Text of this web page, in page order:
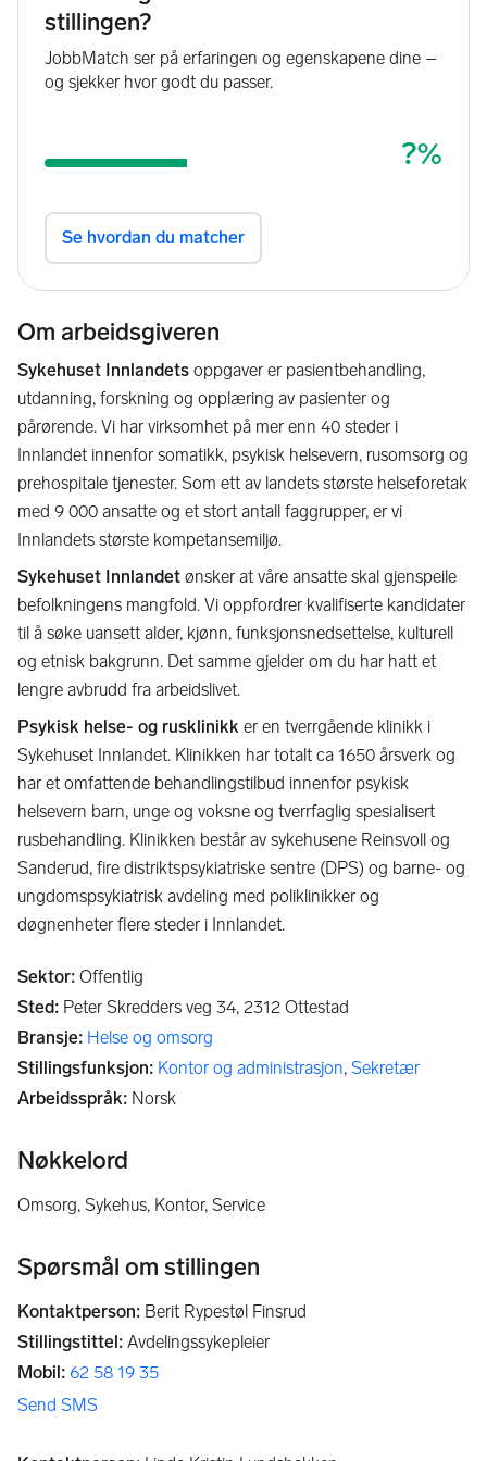
Om arbeidsgiveren
Sykehuset Innlandets oppgaver er pasientbehandling,
utdanning, forskning og opplæring av pasienter og
pårørende. Vi har virksomhet på mer enn 40 steder i
Innlandet innenfor somatikk, psykisk helsevern, rusomsorg og
prehospitale tjenester. Som ett av landets største helseforetak
med 9 000 ansatte og et stort antall faggrupper, er vi
Innlandets største kompetansemiljø.
Sykehuset Innlandet ønsker at våre ansatte skal gjenspeile
befolkningens mangfold. Vi oppfordrer kvalifiserte kandidater
til å søke uansett alder, kjønn, funksjonsnedsettelse, kulturell
og etnisk bakgrunn. Det samme gjelder om du har hatt et
lengre avbrudd fra arbeidslivet.
Psykisk helse- og rusklinikk er en tverrgående klinikk i
Sykehuset Innlandet. Klinikken har totalt ca 1650 årsverk og
har et omfattende behandlingstilbud innenfor psykisk
helsevern barn, unge og voksne og tverrfaglig spesialisert
rusbehandling. Klinikken består av sykehusene Reinsvoll og
Sanderud, fire distriktspsykiatriske sentre (DPS) og barne- og
ungdomspsykiatrisk avdeling med poliklinikker og
døgnenheter flere steder i Innlandet.
Sektor: Offentlig
Sted: Peter Skredders veg 34, 2312 Ottestad
Bransje: Helse og omsorg
Stillingsfunksjon: Kontor og administrasjon, Sekretær
Arbeidsspråk: Norsk
Nøkkelord
Omsorg, Sykehus, Kontor, Service
Spørsmål om stillingen
Kontaktperson: Berit Rypestøl Finsrud
Stillingstittel: Avdelingssykepleier
Mobil: 62 58 19 35
Send SMS